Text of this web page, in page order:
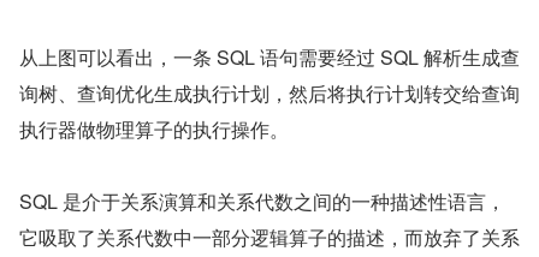
从上图可以看出，一条 SQL 语句需要经过 SQL 解析生成查
询树、查询优化生成执行计划，然后将执行计划转交给查询
执行器做物理算子的执行操作。
SQL 是介于关系演算和关系代数之间的一种描述性语言，
它吸取了关系代数中一部分逻辑算子的描述，而放弃了关系